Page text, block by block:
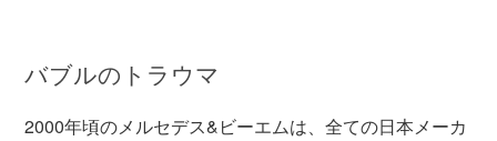
バブルのトラウマ
2000年頃のメルセデス&ビーエムは、全ての日本メーカ